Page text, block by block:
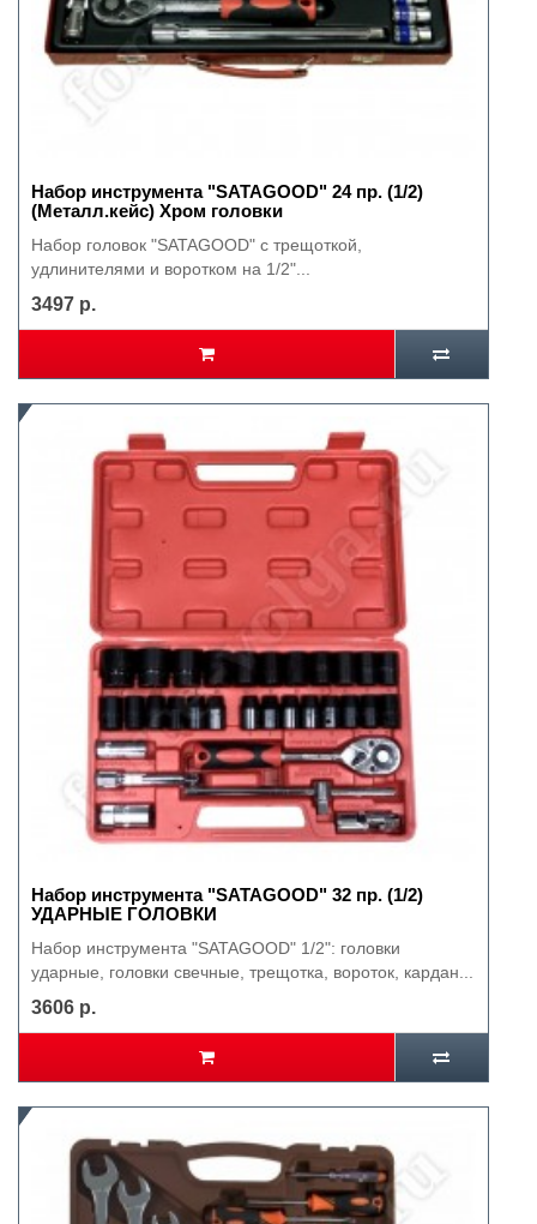
Набор инструмента "SATAGOOD" 24 пр. (1/2)
(Металл.кейс) Хром головки
Набор головок "SATAGOOD" с трещоткой,
удлинителями и воротком на 1/2"...
3497 р.
Набор инструмента "SATAGOOD" 32 пр. (1/2)
УДАРНЫЕ ГОЛОВКИ
Набор инструмента "SATAGOOD" 1/2": головки
ударные, головки свечные, трещотка, вороток, кардан...
3606 р.